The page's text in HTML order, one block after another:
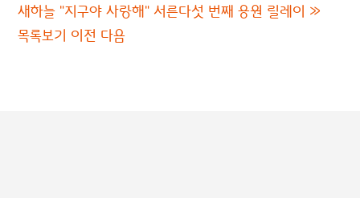
새하늘 "지구야 사랑해" 서른다섯 번째 응원 릴레이 »
목록보기 이전 다음